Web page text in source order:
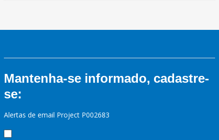
Mantenha-se informado, cadastre-
se:
Alertas de email Project P002683